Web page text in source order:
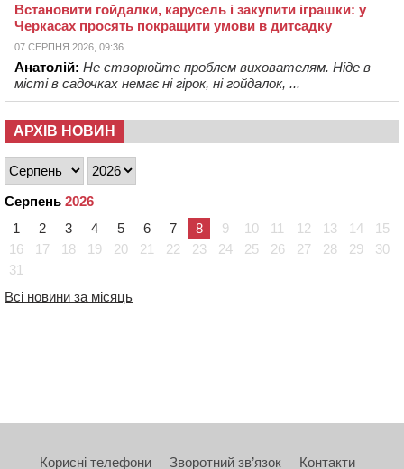
Встановити гойдалки, карусель і закупити іграшки: у
Черкасах просять покращити умови в дитсадку
07 СЕРПНЯ 2026, 09:36
Анатолій: Не створюйте проблем вихователям. Ніде в
місті в садочках немає ні гірок, ні гойдалок, ...
АРХІВ НОВИН
Серпень 2026
1
2 3 4 5 6 7 8 9 10 11 12 13 14
15
16
17 18 19 20 21 22 23 24 25 26 27 28 29
30
31
Всі новини за місяць
Корисні телефони Зворотний зв’язок Контакти